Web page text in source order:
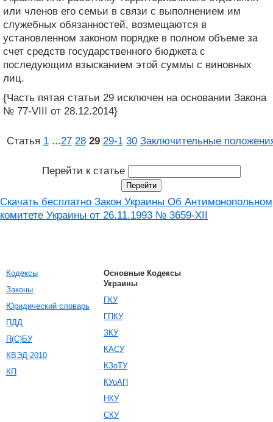
или членов его семьи в связи с выполнением им
служебных обязанностей, возмещаются в
установленном законом порядке в полном объеме за
счет средств государственного бюджета с
последующим взысканием этой суммы с виновных
лиц.
{Часть пятая статьи 29 исключен на основании Закона
№ 77-VIII от 28.12.2014}
Статья 1 ...27 28 29 29‑1 30 Заключительные
Перейти к статье
Скачать бесплатно Закон Украины Об Антимонопольном
комитете Украины от 26.11.1993 № 3659-XII
Кодексы
Законы
Юридический словарь
ПДД
П(С)БУ
КВЭД-2010
КП
Основные Кодексы
Украины
ГКУ
ГПКУ
ЗКУ
КАСУ
КЗоТУ
КУоАП
НКУ
СКУ